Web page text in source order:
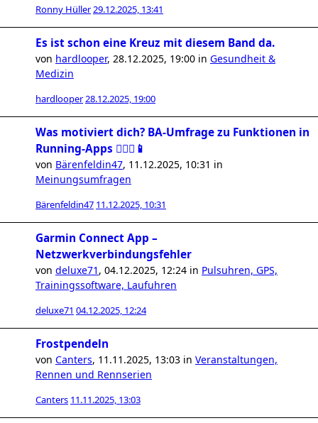
Ronny Hüller29.12.2025, 13:41
Es ist schon eine Kreuz mit diesem Band da.
von hardlooper, 28.12.2025, 19:00 in Gesundheit &
Medizin
hardlooper28.12.2025, 19:00
Was motiviert dich? BA-Umfrage zu Funktionen in
Running-Apps 🏃🏻‍♀️📱
von Bärenfeldin47, 11.12.2025, 10:31 in
Meinungsumfragen
Bärenfeldin47 11.12.2025, 10:31
Garmin Connect App –
Netzwerkverbindungsfehler
von deluxe71 , 04.12.2025, 12:24 in Pulsuhren, GPS,
Trainingssoftware, Laufuhren
deluxe71 04.12.2025, 12:24
Frostpendeln
von Canters, 11.11.2025, 13:03 in Veranstaltungen,
Rennen und Rennserien
Canters 11.11.2025, 13:03